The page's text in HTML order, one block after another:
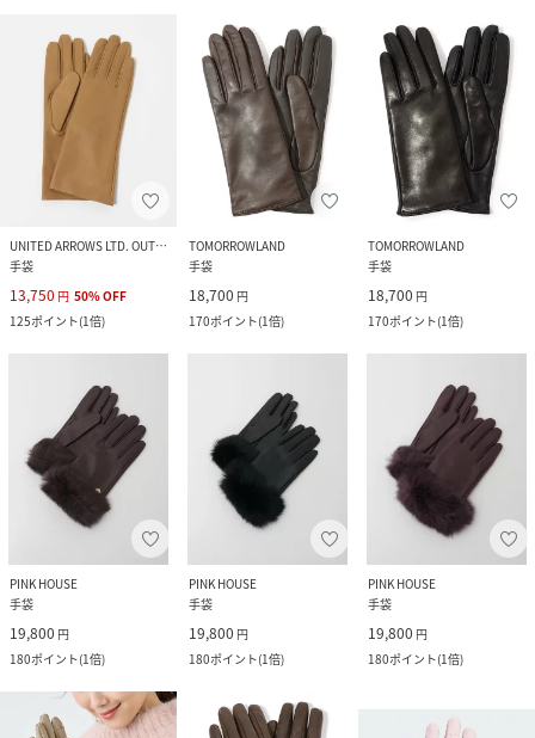
UNITED ARROWS LTD. OUTLET
手袋
13,750 円 50%OFF
125ポイント(1倍)
TOMORROWLAND
手袋
18,700 円
170ポイント(1倍)
TOMORROWLAND
手袋
18,700 円
170ポイント(1倍)
PINK HOUSE
手袋
19,800 円
180ポイント(1倍)
PINK HOUSE
手袋
19,800 円
180ポイント(1倍)
PINK HOUSE
手袋
19,800 円
180ポイント(1倍)